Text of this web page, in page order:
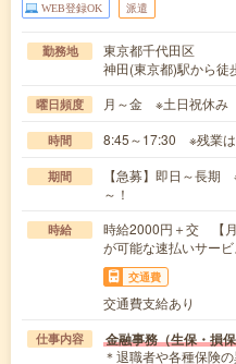
WEB登録OK 派遣
勤務地
東京都千代田区
神田(東京都)駅から徒
曜日頻度 月～金 ※土日祝休み
時間 8:45～17:30 ※残業は
期間
【急募】即日～長
～！
時給
時給2000円＋交 【
が可能な速払いサービ
交通費
交通費支給あり
仕事内容 金融事務（生保・損
＊退職者や各種保険